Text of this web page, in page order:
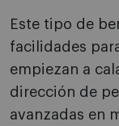
Este tipo de
facilidades
empiezan a
dirección de
avanzadas en